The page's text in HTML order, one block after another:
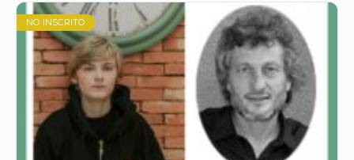
NO INSCRITO